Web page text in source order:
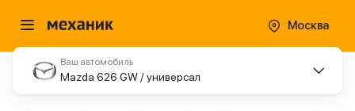
Москва
Ваш автомобиль
Mazda 626 GW / универсал